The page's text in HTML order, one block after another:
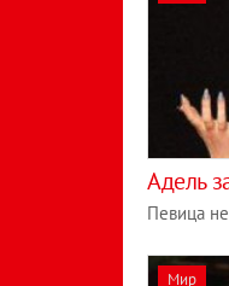
Адель
Певица
Мир